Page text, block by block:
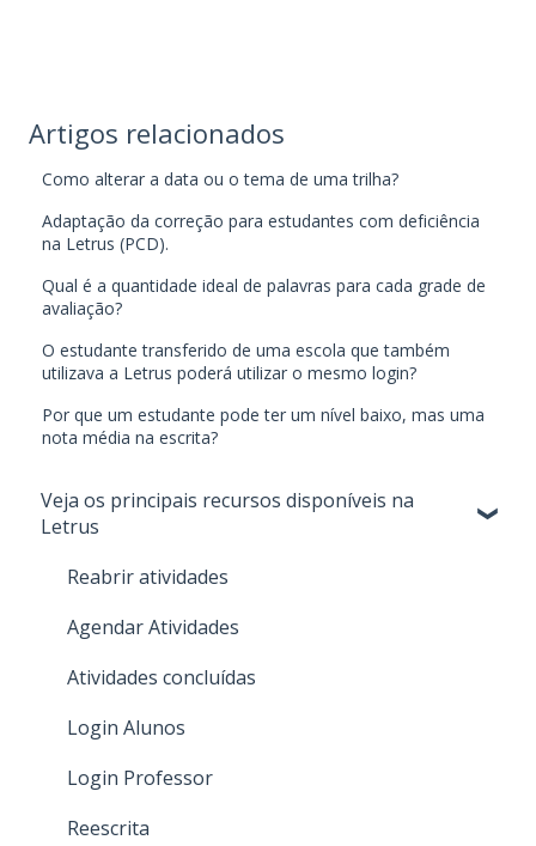
Artigos relacionados
Como alterar a data ou o tema de uma trilha?
Adaptação da correção para estudantes com deficiência
na Letrus (PCD).
Qual é a quantidade ideal de palavras para cada grade de
avaliação?
O estudante transferido de uma escola que também
utilizava a Letrus poderá utilizar o mesmo login?
Por que um estudante pode ter um nível baixo, mas uma
nota média na escrita?
Veja os principais recursos disponíveis na
Letrus
Reabrir atividades
Agendar Atividades
Atividades concluídas
Login Alunos
Login Professor
Reescrita